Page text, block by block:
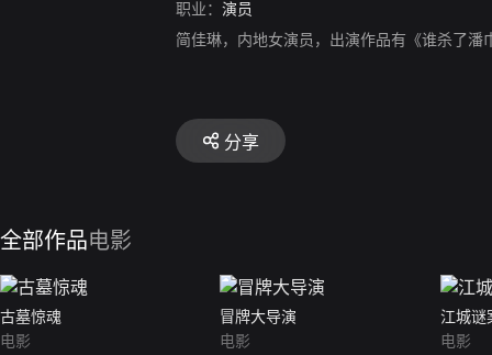
职业： 演员
简佳琳，内地女演员，出演作品有《谁杀了潘
分享
全部作品电影
古墓惊魂
电影
冒牌大导演
电影
江城谜
电影